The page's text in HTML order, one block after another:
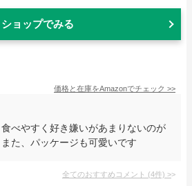
ショップでみる
価格と在庫をAmazonでチェック >>
べやすく好き嫌いがあまりないのが
た、パッケージも可愛いです
全てのおすすめコメント (4件) >